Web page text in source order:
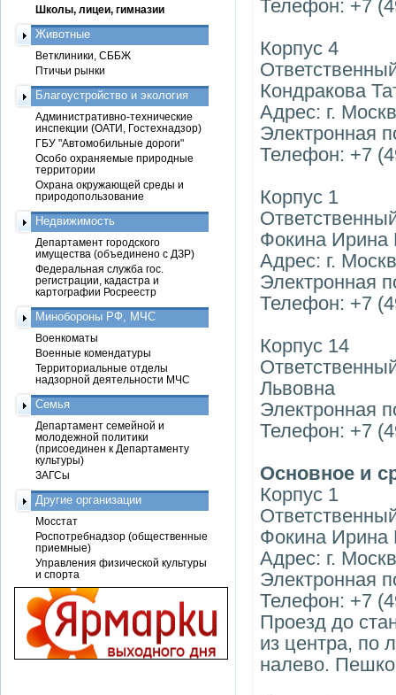
Телефон: +7
Корпус 4
Кондракова
Адрес: г.
Электронная
Телефон: +7
Корпус 1
Фокина
Адрес: г.
Электронная
Телефон: +7
Корпус 14
Львовна
Электронная
Телефон: +7
Основное и
Корпус 1
Фокина
Адрес: г.
Электронная
Телефон: +7
Проезд до
из центра, по
налево.
Школы, лицеи, гимназии
Животные
Ветклиники, СББЖ
Птичьи рынки
Благоустройство и экология
Административно-технические
инспекции (ОАТИ, Гостехнадзор)
ГБУ "Автомобильные дороги"
Особо охраняемые природные
территории
Охрана окружающей среды и
природопользование
Недвижимость
Департамент городского
имущества (объединено с ДЗР)
Федеральная служба гос.
регистрации, кадастра и
картографии Росреестр
Минобороны РФ, МЧС
Военкоматы
Военные комендатуры
Территориальные отделы
надзорной деятельности МЧС
Семья
Департамент семейной и
молодежной политики
(присоединен к Департаменту
культуры)
ЗАГСы
Другие организации
Мосстат
Роспотребнадзор (общественные
приемные)
Управления физической культуры
и спорта